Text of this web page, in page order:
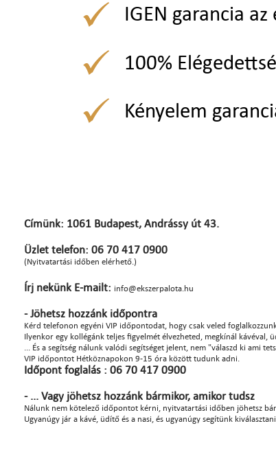
IGEN garancia
100%
Kényelem
Címünk: 1061 Budapest, Andrássy út 43.
Üzlet telefon: 06 70 417 0900
(Nyitvatartási időben elérhető.)
Írj nekünk E-mailt: info@ekszerpalota.hu
- Jöhetsz hozzánk időpontra
Kérd telefonon egyéni VIP időpontodat, hogy csak veled
Ilyenkor egy kollégánk teljes figyelmét élvezheted, megkínál kávéval,
... És a segítség nálunk valódi segítséget jelent, nem "válaszd ki ami
VIP időpontot Hétköznapokon 9-15 óra között tudunk adni.
Időpont foglalás : 06 70 417 0900
- ... Vagy jöhetsz hozzánk bármikor, amikor tudsz
Nálunk nem kötelező időpontot kérni, nyitvatartási időben jöhetsz
Ugyanúgy jár a kávé, üdítő és a nasi, és ugyanúgy segítünk